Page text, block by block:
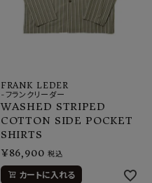
FRANK LEDER
-フランクリーダー
WASHED STRIPED
COTTON SIDE POCKET
SHIRTS
¥86,900 税込
カートに入れる